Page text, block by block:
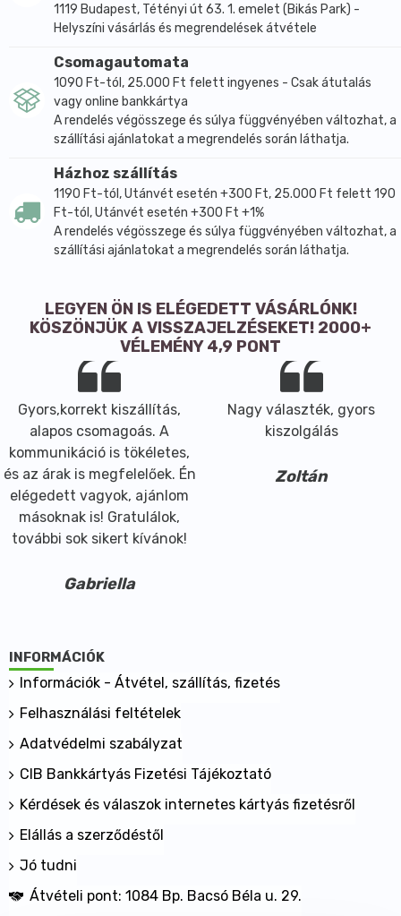
1119 Budapest, Tétényi út 63. 1. emelet (Bikás Park) -
Helyszíni vásárlás és megrendelések átvétele
Csomagautomata
1090 Ft-tól, 25.000 Ft felett ingyenes - Csak átutalás
vagy online bankkártya
A rendelés végösszege és súlya függvényében változhat, a
szállítási ajánlatokat a megrendelés során láthatja.
Házhoz szállítás
1190 Ft-tól, Utánvét esetén +300 Ft, 25.000 Ft felett 190
Ft-tól, Utánvét esetén +300 Ft +1%
A rendelés végösszege és súlya függvényében változhat, a
szállítási ajánlatokat a megrendelés során láthatja.
LEGYEN ÖN IS ELÉGEDETT VÁSÁRLÓNK!
KÖSZÖNJÜK A VISSZAJELZÉSEKET! 2000+
VÉLEMÉNY 4,9 PONT
Gyors,korrekt kiszállítás,
alapos csomagoás. A
kommunikáció is tökéletes,
és az árak is megfelelőek. Én
elégedett vagyok, ajánlom
másoknak is! Gratulálok,
további sok sikert kívánok!
Gabriella
Nagy választék, gyors
kiszolgálás
Zoltán
INFORMÁCIÓK
Információk - Átvétel, szállítás, fizetés
Felhasználási feltételek
Adatvédelmi szabályzat
CIB Bankkártyás Fizetési Tájékoztató
Kérdések és válaszok internetes kártyás fizetésről
Elállás a szerződéstől
Jó tudni
Átvételi pont: 1084 Bp. Bacsó Béla u. 29.